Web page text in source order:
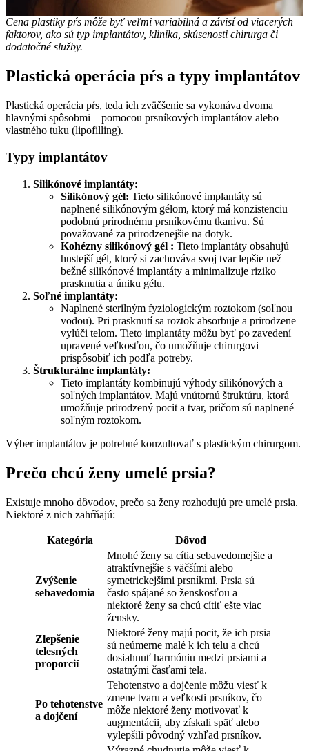
Cena plastiky pŕs môže byť veľmi variabilná a závisí od viacerých
faktorov, ako sú typ implantátov, klinika, skúsenosti chirurga či
dodatočné služby.
Plastická operácia pŕs a typy implantátov
Plastická operácia pŕs, teda ich zväčšenie sa vykonáva dvoma
hlavnými spôsobmi – pomocou prsníkových implantátov alebo
vlastného tuku (lipofilling).
Typy implantátov
Silikónové implantáty:
Silikónový gél: Tieto silikónové implantáty sú
naplnené silikónovým gélom, ktorý má konzistenciu
podobnú prírodnému prsníkovému tkanivu. Sú
považované za prirodzenejšie na dotyk.
Kohézny silikónový gél : Tieto implantáty obsahujú
hustejší gél, ktorý si zachováva svoj tvar lepšie než
bežné silikónové implantáty a minimalizuje riziko
prasknutia a úniku gélu.
Soľné implantáty:
Naplnené sterilným fyziologickým roztokom (soľnou
vodou). Pri prasknutí sa roztok absorbuje a prirodzene
vylúči telom. Tieto implantáty môžu byť po zavedení
upravené veľkosťou, čo umožňuje chirurgovi
prispôsobiť ich podľa potreby.
Štrukturálne implantáty:
Tieto implantáty kombinujú výhody silikónových a
soľných implantátov. Majú vnútornú štruktúru, ktorá
umožňuje prirodzený pocit a tvar, pričom sú naplnené
soľným roztokom.
Výber implantátov je potrebné konzultovať s plastickým chirurgom.
Prečo chcú ženy umelé prsia?
Existuje mnoho dôvodov, prečo sa ženy rozhodujú pre umelé prsia.
Niektoré z nich zahŕňajú:
Kategória Dôvod
Zvýšenie
sebavedomia
Mnohé ženy sa cítia sebavedomejšie a
atraktívnejšie s väčšími alebo
symetrickejšími prsníkmi. Prsia sú
často spájané so ženskosťou a
niektoré ženy sa chcú cítiť ešte viac
žensky.
Zlepšenie
telesných
proporcií
Niektoré ženy majú pocit, že ich prsia
sú neúmerne malé k ich telu a chcú
dosiahnuť harmóniu medzi prsiami a
ostatnými časťami tela.
Po tehotenstve
a dojčení
Tehotenstvo a dojčenie môžu viesť k
zmene tvaru a veľkosti prsníkov, čo
môže niektoré ženy motivovať k
augmentácii, aby získali späť alebo
vylepšili pôvodný vzhľad prsníkov.